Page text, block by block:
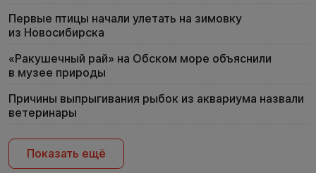
Первые птицы начали улетать на зимовку
из Новосибирска
«Ракушечный рай» на Обском море объяснили
в музее природы
Причины выпрыгивания рыбок из аквариума назвали
ветеринары
Показать ещё